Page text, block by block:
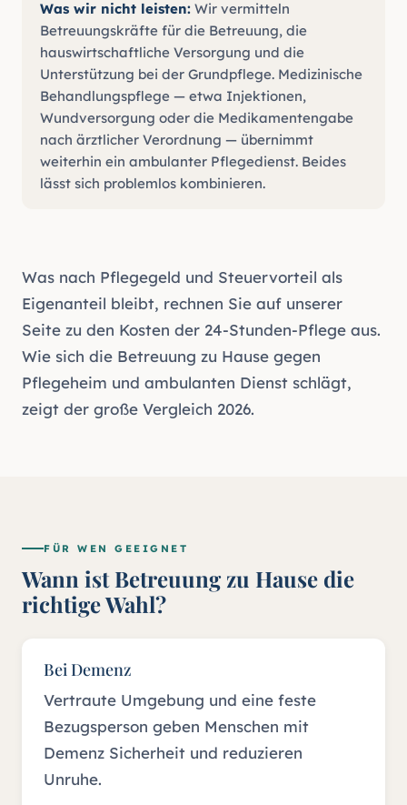
Was wir nicht leisten: Wir vermitteln
Betreuungskräfte für die Betreuung, die
hauswirtschaftliche Versorgung und die
Unterstützung bei der Grundpflege. Medizinische
Behandlungspflege — etwa Injektionen,
Wundversorgung oder die Medikamentengabe
nach ärztlicher Verordnung — übernimmt
weiterhin ein ambulanter Pflegedienst. Beides
lässt sich problemlos kombinieren.
Was nach Pflegegeld und Steuervorteil als
Eigenanteil bleibt, rechnen Sie auf unserer
Seite zu den Kosten der 24-Stunden-Pflege aus.
Wie sich die Betreuung zu Hause gegen
Pflegeheim und ambulanten Dienst schlägt,
zeigt der große Vergleich 2026.
FÜR WEN GEEIGNET
Wann ist Betreuung zu Hause die
richtige Wahl?
Bei Demenz
Vertraute Umgebung und eine feste
Bezugsperson geben Menschen mit
Demenz Sicherheit und reduzieren
Unruhe.